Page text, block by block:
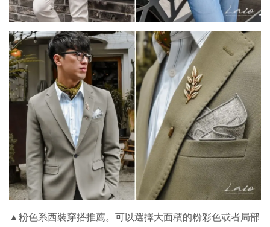
▲粉色系西裝穿搭推薦。可以選擇大面積的粉彩色或者局部